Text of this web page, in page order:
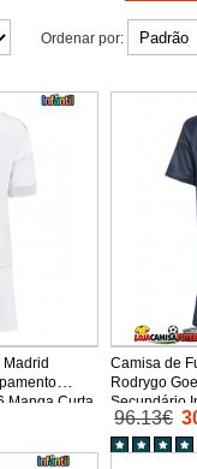
Ordenar por:
Manga Curta
Camisa de
Rodrygo
Secundário
Curta (+
96.13€